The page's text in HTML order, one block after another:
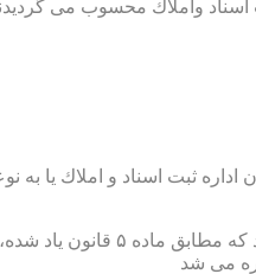
كه وظایف آنان در ماده ۴۷
ثبت اسناد و املاك یا